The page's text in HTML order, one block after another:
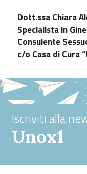
Dott.ssa Chiara
Specialista in
Consulente
c/o Casa di Cura
Iscriviti alla
Unox1